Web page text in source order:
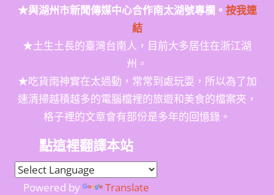
★與湖州市新聞傳媒中心合作南太湖號專欄。 按我連
結
★土生土長的臺灣台南人，目前大多居住在浙江湖
州。
★吃貨雨神實在太過動，常常到處玩耍，所以為了加
速清掃越積越多的電腦檔裡的旅遊和美食的檔案夾，
格子裡的文章會有部份是多年的回憶錄。
點這裡翻譯本站
Powered by Translate